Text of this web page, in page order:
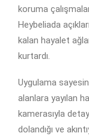
koruma
Heybeliada
kalan hayalet
kurtardı.
Uygulama
alanlara yayılan
kamerasıyla
dolandığı ve